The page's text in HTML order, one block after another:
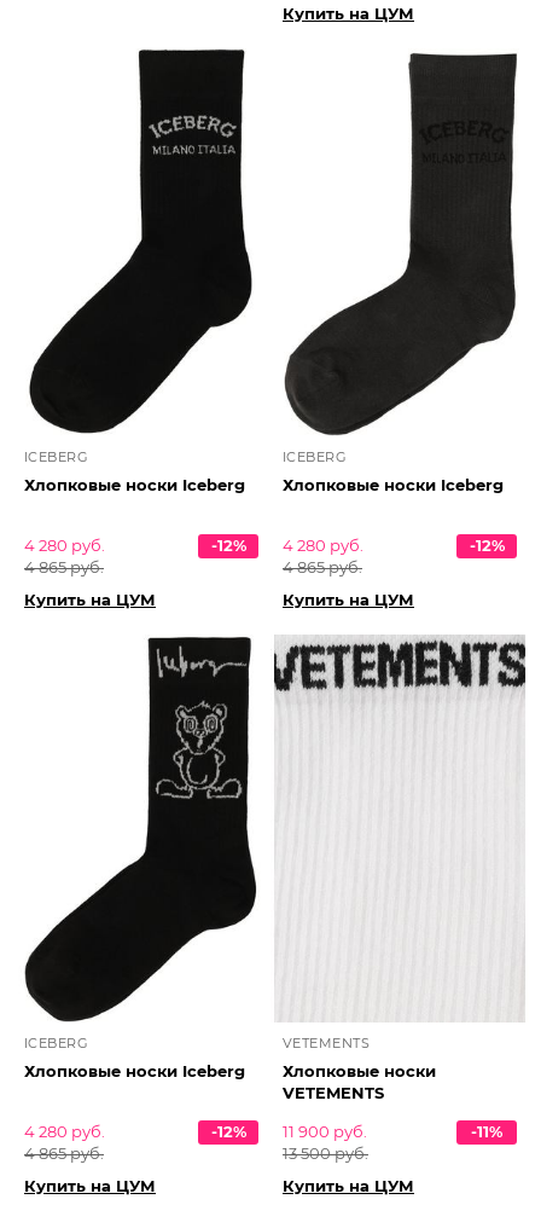
Купить на ЦУМ
ICEBERG
Хлопковые носки Iceberg
4 280 руб.
4 865 руб.
-12%
Купить на ЦУМ
ICEBERG
Хлопковые носки Iceberg
4 280 руб.
4 865 руб.
-12%
Купить на ЦУМ
ICEBERG
Хлопковые носки Iceberg
4 280 руб.
4 865 руб.
-12%
Купить на ЦУМ
VETEMENTS
Хлопковые носки
VETEMENTS
11 900 руб.
13 500 руб.
-11%
Купить на ЦУМ